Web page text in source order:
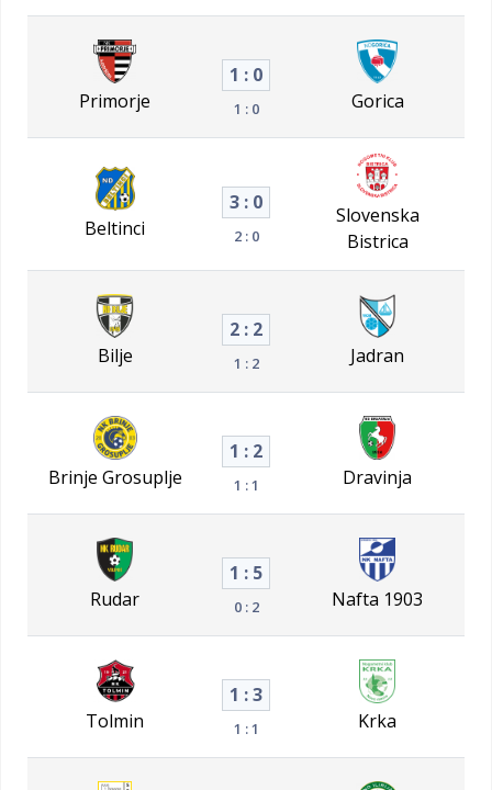
Primorje
1 : 0
1 : 0 Gorica
Beltinci
3 : 0
2 : 0
Slovenska
Bistrica
Bilje
2 : 2
1 : 2 Jadran
Brinje Grosuplje
1 : 2
1 : 1 Dravinja
Rudar
1 : 5
0 : 2 Nafta 1903
Tolmin
1 : 3
1 : 1 Krka